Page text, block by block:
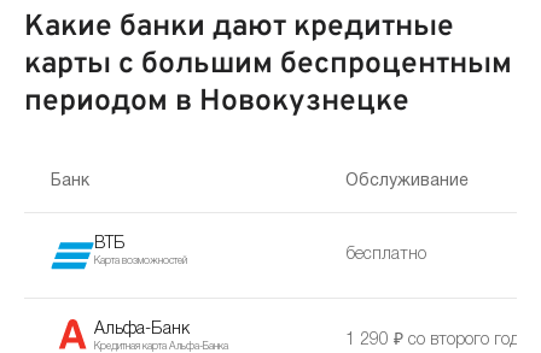
Какие банки дают кредитные
карты с большим беспроцентным
периодом в Новокузнецке
Банк Обслуживание
ВТБ
Карта возможностей бесплатно
Альфа-Банк
Кредитная карта Альфа-Банка 1 290 ₽ со второго года